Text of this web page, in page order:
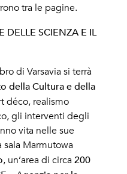
tra le pagine.
DELLE SCIENZA E IL
di Varsavia si terrà
della Cultura e della
déco, realismo
gli interventi degli
vita nelle sue
sala Marmutowa
, un’area di circa200